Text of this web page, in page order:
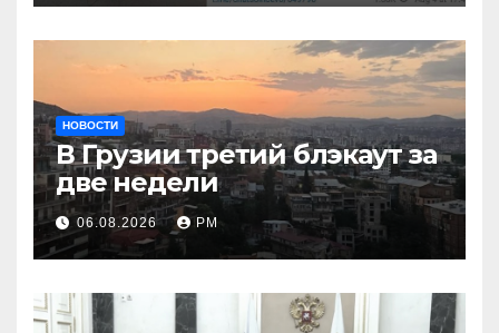
НОВОСТИ
В Грузии третий блэкаут за
две недели
06.08.2026 РМ